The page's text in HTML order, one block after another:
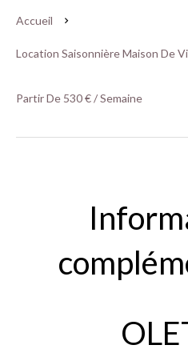
Accueil
Location Saisonnière Maison De
Partir De 530 € / Semaine